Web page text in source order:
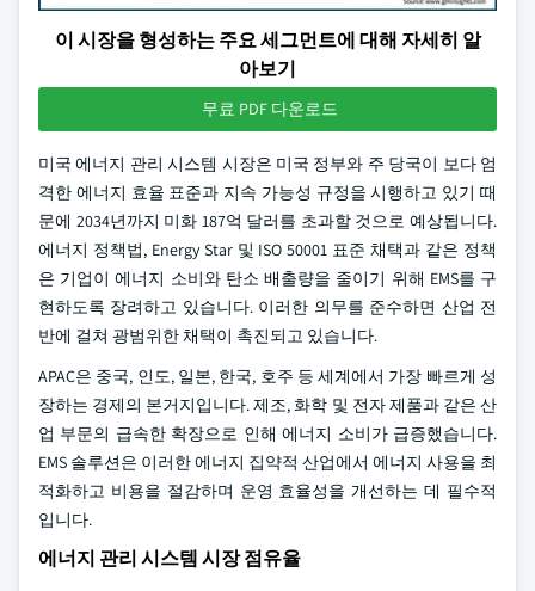
이 시장을 형성하는 주요 세그먼트에 대해 자세히 알
아보기
무료 PDF 다운로드
미국 에너지 관리 시스템 시장은 미국 정부와 주 당국이 보다 엄
격한 에너지 효율 표준과 지속 가능성 규정을 시행하고 있기 때
문에 2034년까지 미화 187억 달러를 초과할 것으로 예상됩니다.
에너지 정책법, Energy Star 및 ISO 50001 표준 채택과 같은 정책
은 기업이 에너지 소비와 탄소 배출량을 줄이기 위해 EMS를 구
현하도록 장려하고 있습니다. 이러한 의무를 준수하면 산업 전
반에 걸쳐 광범위한 채택이 촉진되고 있습니다.
APAC은 중국, 인도, 일본, 한국, 호주 등 세계에서 가장 빠르게 성
장하는 경제의 본거지입니다. 제조, 화학 및 전자 제품과 같은 산
업 부문의 급속한 확장으로 인해 에너지 소비가 급증했습니다.
EMS 솔루션은 이러한 에너지 집약적 산업에서 에너지 사용을 최
적화하고 비용을 절감하며 운영 효율성을 개선하는 데 필수적
입니다.
에너지 관리 시스템 시장 점유율